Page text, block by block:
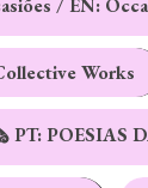
/ EN:
Works
PT: POESIAS